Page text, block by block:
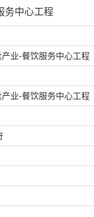
务中心工程
业-餐饮服务中心工程
业-餐饮服务中心工程